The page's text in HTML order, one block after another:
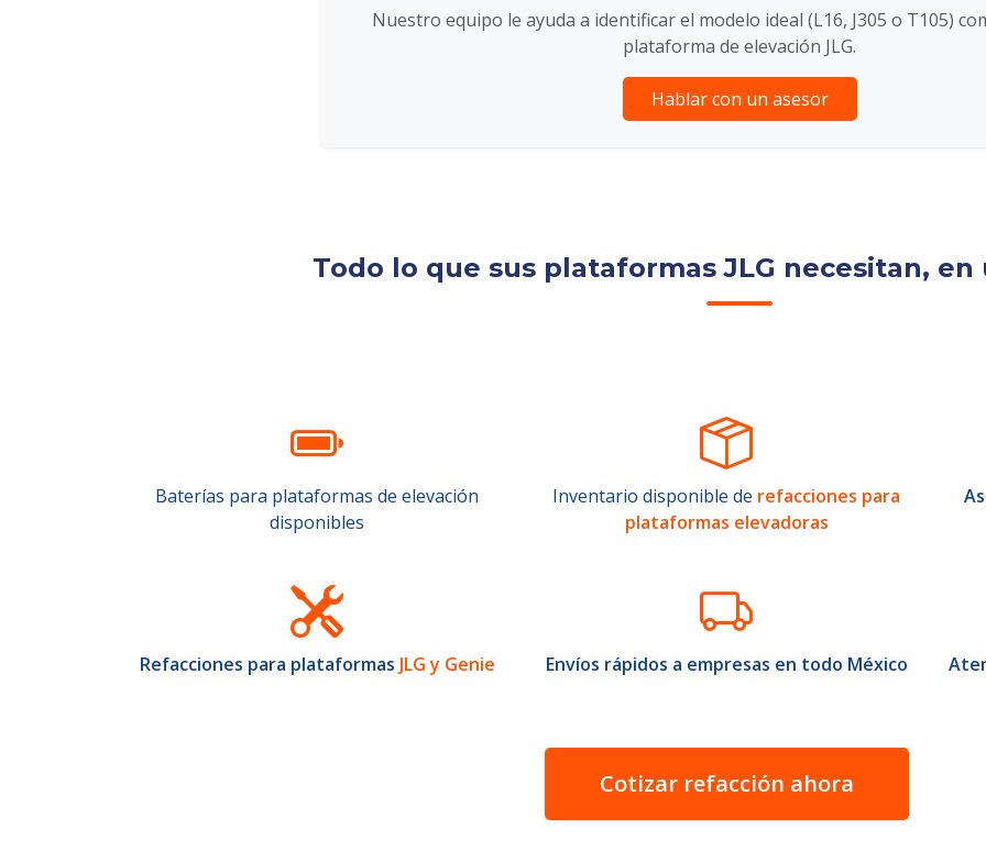
Nuestro equipo le ayuda a identificar el modelo ideal (L16, J305 o T105)
plataforma de elevación JLG.
Hablar con un asesor
Todo lo que sus plataformas JLG necesitan,
Baterías para plataformas de elevación
disponibles
Inventario disponible de refacciones para
plataformas elevadoras
Refacciones para plataformas JLG y Genie Envíos rápidos a empresas en todo México
Cotizar refacción ahora